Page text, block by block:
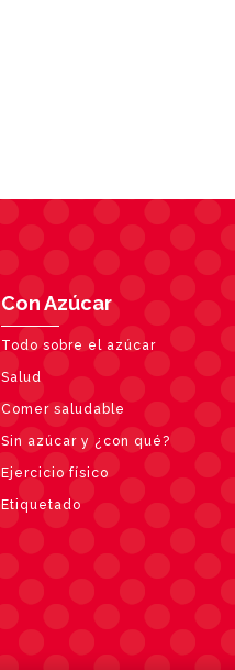
Con Azúcar
Todo sobre el azúcar
Salud
Comer saludable
Sin azúcar y ¿con qué?
Ejercicio físico
Etiquetado